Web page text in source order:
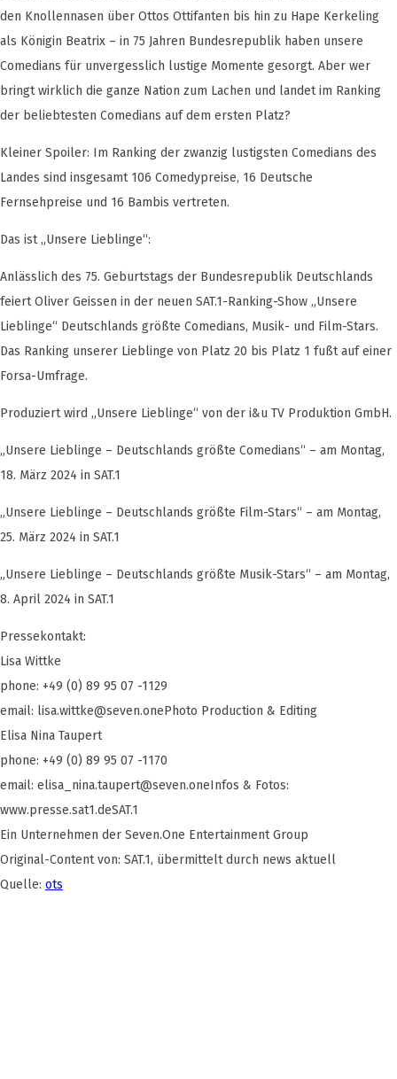
den Knollennasen über Ottos Ottifanten bis hin zu Hape Kerkeling
als Königin Beatrix – in 75 Jahren Bundesrepublik haben unsere
Comedians für unvergesslich lustige Momente gesorgt. Aber wer
bringt wirklich die ganze Nation zum Lachen und landet im Ranking
der beliebtesten Comedians auf dem ersten Platz?
Kleiner Spoiler: Im Ranking der zwanzig lustigsten Comedians des
Landes sind insgesamt 106 Comedypreise, 16 Deutsche
Fernsehpreise und 16 Bambis vertreten.
Das ist „Unsere Lieblinge“:
Anlässlich des 75. Geburtstags der Bundesrepublik Deutschlands
feiert Oliver Geissen in der neuen SAT.1-Ranking-Show „Unsere
Lieblinge“ Deutschlands größte Comedians, Musik- und Film-Stars.
Das Ranking unserer Lieblinge von Platz 20 bis Platz 1 fußt auf einer
Forsa-Umfrage.
Produziert wird „Unsere Lieblinge“ von der i&u TV Produktion GmbH.
„Unsere Lieblinge – Deutschlands größte Comedians“ – am Montag,
18. März 2024 in SAT.1
„Unsere Lieblinge – Deutschlands größte Film-Stars“ – am Montag,
25. März 2024 in SAT.1
„Unsere Lieblinge – Deutschlands größte Musik-Stars“ – am Montag,
8. April 2024 in SAT.1
Pressekontakt:
Lisa Wittke
phone: +49 (0) 89 95 07 -1129
email: lisa.wittke@seven.onePhoto Production & Editing
Elisa Nina Taupert
phone: +49 (0) 89 95 07 -1170
email: elisa_nina.taupert@seven.oneInfos & Fotos:
www.presse.sat1.deSAT.1
Ein Unternehmen der Seven.One Entertainment Group
Original-Content von: SAT.1, übermittelt durch news aktuell
Quelle: ots